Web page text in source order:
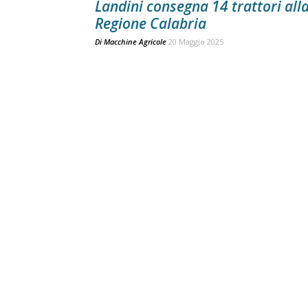
Landini consegna 14 trattori
Regione Calabria
Di Macchine Agricole 20 Maggio 2025